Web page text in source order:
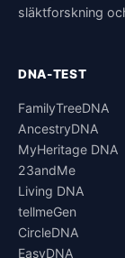
släktforskning
DNA-TEST
FamilyTreeDNA
AncestryDNA
MyHeritage DNA
23andMe
Living DNA
tellmeGen
CircleDNA
EasyDNA